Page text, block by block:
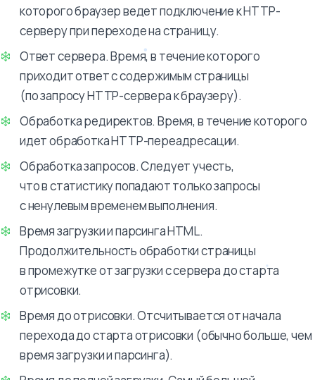
которого браузер ведет подключение к HTTP-
серверу при переходе на страницу.
Ответ сервера. Время, в течение которого
приходит ответ с содержимым страницы
(по запросу HTTP-сервера к браузеру).
Обработка редиректов. Время, в течение которого
идет обработка HTTP-переадресации.
Обработка запросов. Следует учесть,
что в статистику попадают только запросы
с ненулевым временем выполнения.
Время загрузки и парсинга HTML.
Продолжительность обработки страницы
в промежутке от загрузки с сервера до старта
отрисовки.
Время до отрисовки. Отсчитывается от начала
перехода до старта отрисовки (обычно больше, чем
время загрузки и парсинга).